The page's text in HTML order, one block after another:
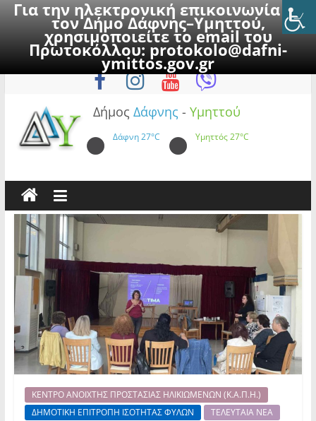
Για την ηλεκτρονική επικοινωνία με
τον Δήμο Δάφνης–Υμηττού,
χρησιμοποιείτε το email του
Πρωτοκόλλου:protokolo@dafni-
ymittos.gov.gr
to
Πέμπτη, 6 Αυγούστου 2026
Δήμος Δάφνης - Υμηττού
Δάφνη27°C Υμηττός27°C
ΚΕΝΤΡΟ ΑΝΟΙΧΤΗΣ ΠΡΟΣΤΑΣΙΑΣ ΗΛΙΚΙΩΜΕΝΩΝ (Κ.Α.Π.Η.)
ΔΗΜΟΤΙΚΗ ΕΠΙΤΡΟΠΗ ΙΣΟΤΗΤΑΣ ΦΥΛΩΝ
ΤΕΛΕΥΤΑΙΑ ΝΕΑ